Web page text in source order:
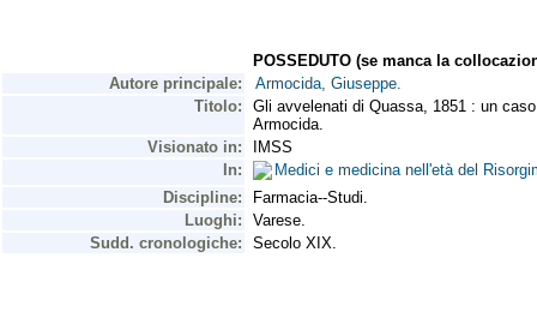
POSSEDUTO (se manca la
Autore principale:
Armocida, Giuseppe.
Titolo:
Gli avvelenati di Quassa, 1851 : un
Armocida.
Visionato in:
IMSS
In:
Medici e medicina nell'età del
Discipline:
Farmacia--Studi.
Luoghi:
Varese.
Sudd. cronologiche:
Secolo XIX.